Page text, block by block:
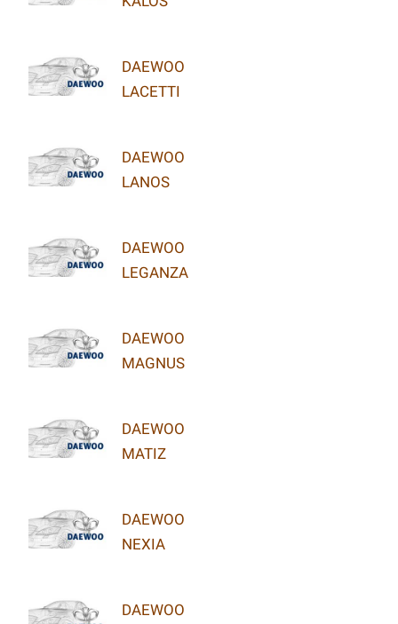
DAEWOO
LACETTI
DAEWOO
LANOS
DAEWOO
LEGANZA
DAEWOO
MAGNUS
DAEWOO
MATIZ
DAEWOO
NEXIA
DAEWOO